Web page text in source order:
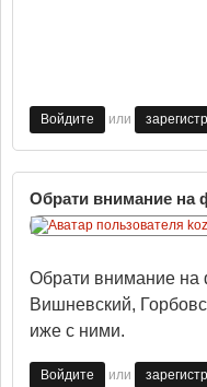
Войдите или
Обрати внимание на
Обрати внимание на
Вишневский,
иже с ними.
Войдите или